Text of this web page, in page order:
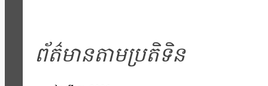
ព័ត៌មានតាមប្រតិទិន